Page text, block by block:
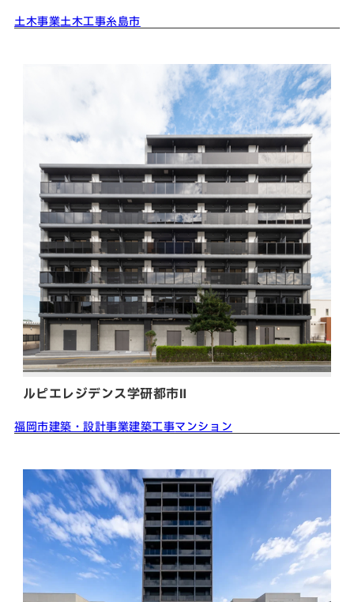
土木事業土木工事糸島市
ルピエレジデンス学研都市Ⅱ
福岡市建築・設計事業建築工事マンション